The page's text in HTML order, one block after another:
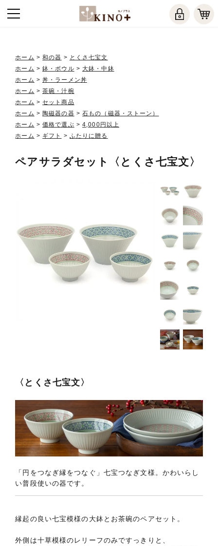
ホーム >和の器 > とくさ七宝文
ホーム >鉢・ボウル > 大鉢・中鉢
ホーム >丼・ラーメン丼
ホーム >茶碗・汁椀
ホーム >セット商品
ホーム > 陶磁器の器 >石もの（磁器・ストーン）
ホーム >価格で選ぶ >4,000円以上
ホーム > ギフト > ふたりに贈る
ペアサラダセット〈とくさ七宝文〉
〈とくさ七宝文〉
「円をつなぎ縁をつなぐ」七宝つなぎ文様。かわいらし
い普段使いの器です。
縁起の良い七宝模様の大鉢とお茶碗のペアセット。
外側は十草模様のレリーフのみですっきりと、